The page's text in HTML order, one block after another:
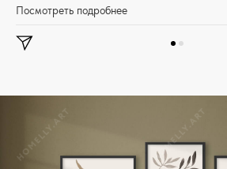
Посмотреть подробнее